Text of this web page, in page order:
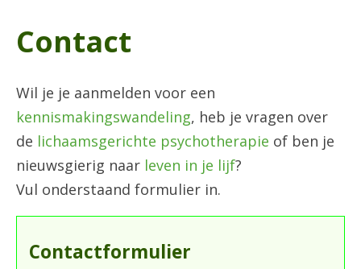
Contact
Wil je je aanmelden voor een
kennismakingswandeling, heb je vragen over
de lichaamsgerichte psychotherapie of ben je
nieuwsgierig naar leven in je lijf?
Vul onderstaand formulier in.
Contactformulier